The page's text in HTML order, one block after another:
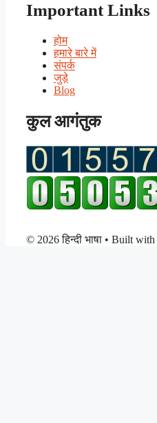
Important Links
होम
हमारे बारे में
संपर्क
जुड़े
Blog
कुल आगंतुक
© 2026 हिन्दी भाषा • Built with